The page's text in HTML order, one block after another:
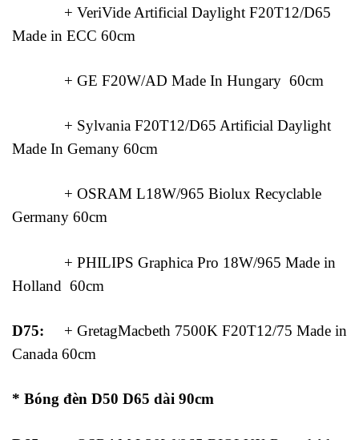
+ VeriVide Artificial Daylight F20T12/D65
Made in ECC 60cm
+ GE F20W/AD Made In Hungary 60cm
+ Sylvania F20T12/D65 Artificial Daylight
Made In Gemany 60cm
+ OSRAM L18W/965 Biolux Recyclable
Germany 60cm
+ PHILIPS Graphica Pro 18W/965 Made in
Holland 60cm
D75:
+ GretagMacbeth 7500K F20T12/75 Made in
Canada 60cm
* Bóng đèn D50 D65 dài 90cm